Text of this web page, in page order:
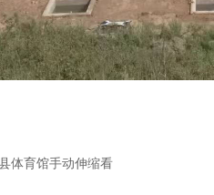
体育馆手动伸缩看